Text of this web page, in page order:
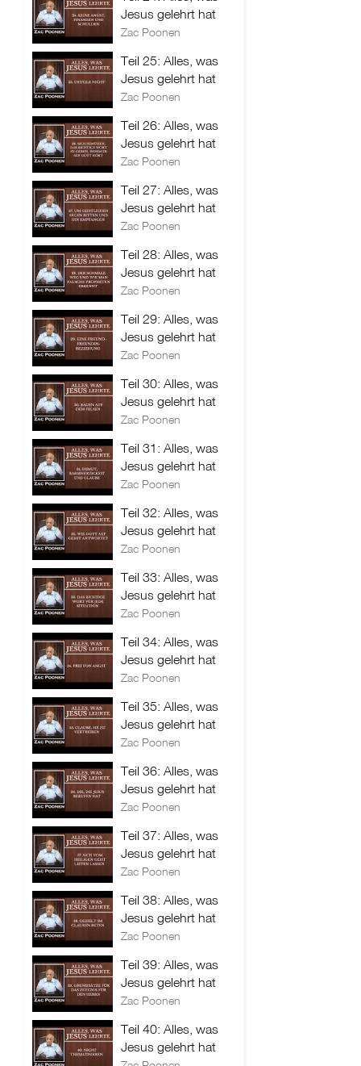
Jesus gelehrt hat
Zac Poonen
Teil 25: Alles, was
Jesus gelehrt hat
Zac Poonen
Teil 26: Alles, was
Jesus gelehrt hat
Zac Poonen
Teil 27: Alles, was
Jesus gelehrt hat
Zac Poonen
Teil 28: Alles, was
Jesus gelehrt hat
Zac Poonen
Teil 29: Alles, was
Jesus gelehrt hat
Zac Poonen
Teil 30: Alles, was
Jesus gelehrt hat
Zac Poonen
Teil 31: Alles, was
Jesus gelehrt hat
Zac Poonen
Teil 32: Alles, was
Jesus gelehrt hat
Zac Poonen
Teil 33: Alles, was
Jesus gelehrt hat
Zac Poonen
Teil 34: Alles, was
Jesus gelehrt hat
Zac Poonen
Teil 35: Alles, was
Jesus gelehrt hat
Zac Poonen
Teil 36: Alles, was
Jesus gelehrt hat
Zac Poonen
Teil 37: Alles, was
Jesus gelehrt hat
Zac Poonen
Teil 38: Alles, was
Jesus gelehrt hat
Zac Poonen
Teil 39: Alles, was
Jesus gelehrt hat
Zac Poonen
Teil 40: Alles, was
Jesus gelehrt hat